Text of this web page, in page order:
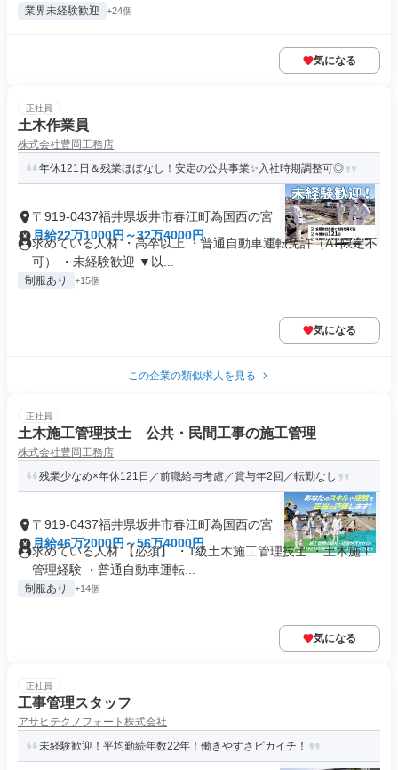
業界未経験歓迎 +24個
気になる
正社員
土木作業員
株式会社豊岡工務店
年休121日＆残業ほぼなし！安定の公共事業✨入社時期調整可◎
〒919-0437福井県坂井市春江町為国西の宮
月給22万1000円～32万4000円
求めている人材 ・高卒以上 ・普通自動車運転免許（AT限定不
可） ・未経験歓迎 ▼以...
制服あり +15個
気になる
この企業の類似求人を見る
正社員
土木施工管理技士 公共・民間工事の施工管理
株式会社豊岡工務店
残業少なめ×年休121日／前職給与考慮／賞与年2回／転勤なし
〒919-0437福井県坂井市春江町為国西の宮
月給46万2000円～56万4000円
求めている人材 【必須】 ・1級土木施工管理技士 ・土木施工
管理経験 ・普通自動車運転...
制服あり +14個
気になる
正社員
工事管理スタッフ
アサヒテクノフォート株式会社
未経験歓迎！平均勤続年数22年！働きやすさピカイチ！